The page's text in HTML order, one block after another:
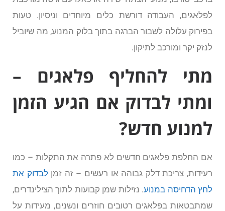
לפלאגים, העבודה דורשת כלים מיוחדים וניסיון. טעות
בפירוק עלולה לשבור הברגה בתוך בלוק המנוע, מה שיוביל
לנזק יקר ומורכב לתיקון.
מתי להחליף פלאגים –
ומתי לבדוק אם הגיע הזמן
למנוע חדש?
אם החלפת פלאגים חדשים לא פתרה את התקלות – כמו
רעידות, צריכת דלק גבוהה או רעשים – זה זמןלבדוק את
לחץ הדחיסה במנוע. נזילות שמן קבועות לתוך הצילינדרים,
שמתבטאות בפלאגים רטובים חוזרים ונשנים, מעידות על